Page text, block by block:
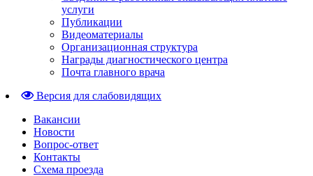
услуги
Публикации
Видеоматериалы
Организационная структура
Награды диагностического центра
Почта главного врача
Версия для слабовидящих
Вакансии
Новости
Вопрос-ответ
Контакты
Схема проезда